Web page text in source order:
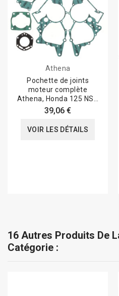
Athena
Pochette de joints
moteur complète
Athena, Honda 125 NSR
CRM
39,06 €
VOIR LES DÉTAILS
16 Autres Produits De
Catégorie :